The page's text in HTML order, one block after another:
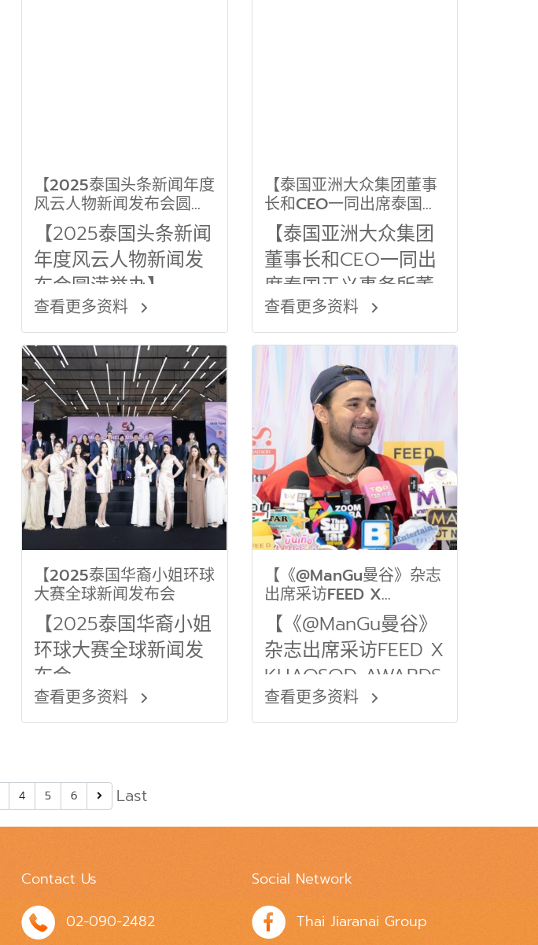
【2025泰国头条新闻年度
风云人物新闻发布会圆满
举办】
【2025泰国头条新闻
年度风云人物新闻发
布会圆满举办】
查看更多资料
【泰国亚洲大众集团董事
长和CEO一同出席泰国正
义事务所董事长菜百山先
生生日晚宴】
【泰国亚洲大众集团
董事长和CEO一同出
席泰国正义事务所董
事长菜百山先生生日
晚宴】
查看更多资料
【2025泰国华裔小姐环球
大赛全球新闻发布会
【2025泰国华裔小姐
环球大赛全球新闻发
布会
查看更多资料
【《@ManGu曼谷》杂志
出席采访FEED X
KHAOSOD AWARDS
2025】
【《@ManGu曼谷》
杂志出席采访FEED X
KHAOSOD AWARDS
2025】
查看更多资料
4 5 6 Last
Contact Us
02-090-2482
Social Network
Thai Jiaranai Group